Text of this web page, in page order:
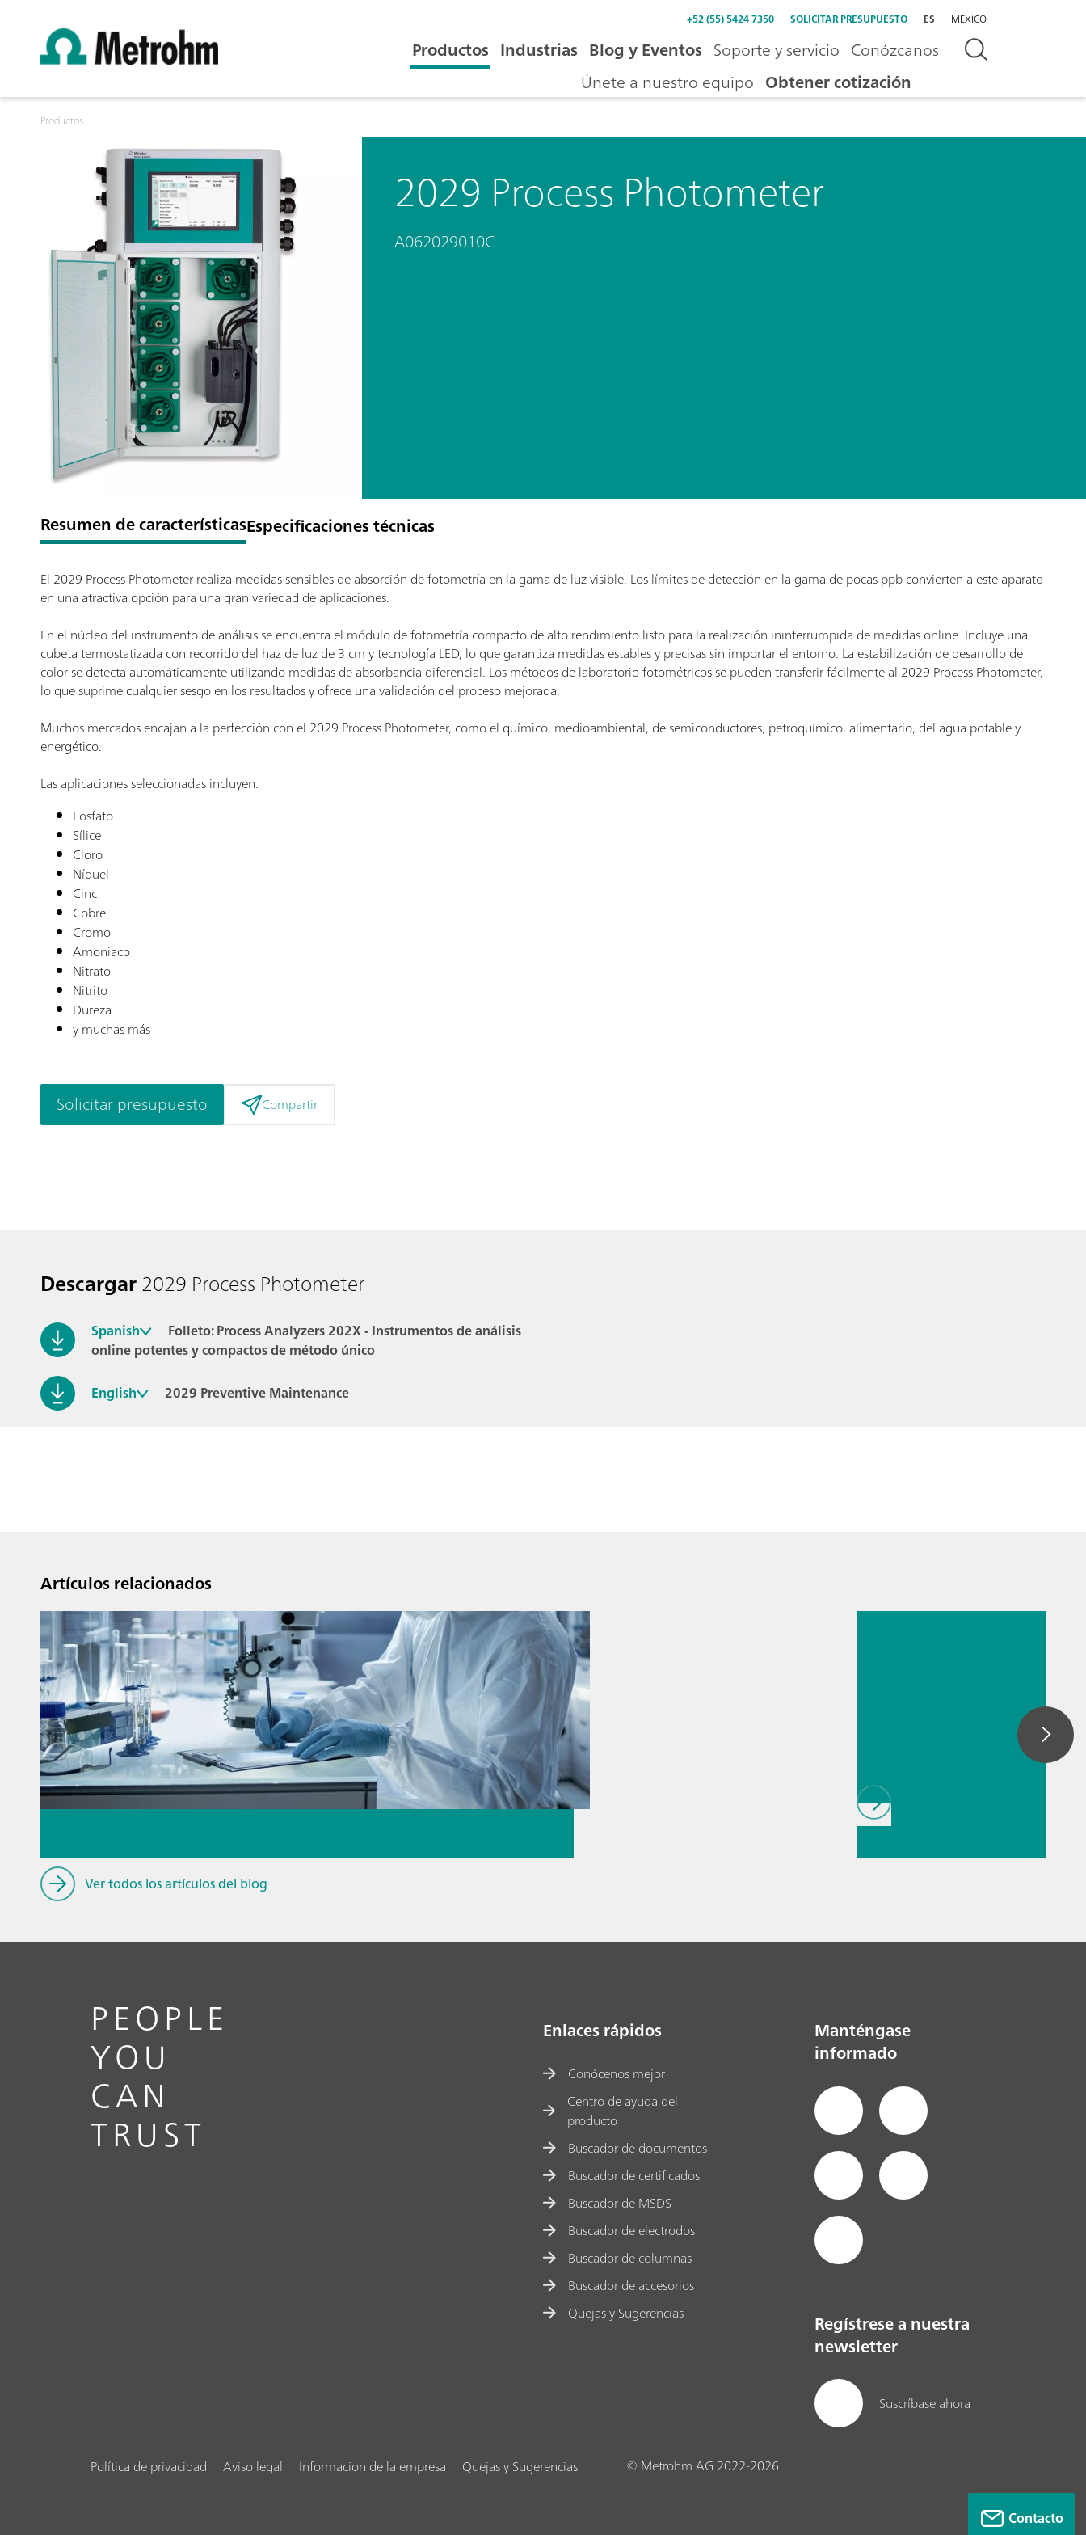
+52 (55) 5424 7350 SOLICITAR PRESUPUESTO ES MEXICO
Productos Industrias Blog y Eventos Soporte y servicio Conózcanos
Únete a nuestro equipo Obtener cotización
Productos
2029 Process Photometer
A062029010C
Resumen de característicasEspecificaciones técnicas
El 2029 Process Photometer realiza medidas sensibles de absorción de fotometría en la gama de luz visible. Los límites de detección en la gama de pocas ppb convierten a este aparato
en una atractiva opción para una gran variedad de aplicaciones.
En el núcleo del instrumento de análisis se encuentra el módulo de fotometría compacto de alto rendimiento listo para la realización ininterrumpida de medidas online. Incluye una
cubeta termostatizada con recorrido del haz de luz de 3 cm y tecnología LED, lo que garantiza medidas estables y precisas sin importar el entorno. La estabilización de desarrollo de
color se detecta automáticamente utilizando medidas de absorbancia diferencial. Los métodos de laboratorio fotométricos se pueden transferir fácilmente al 2029 Process Photometer,
lo que suprime cualquier sesgo en los resultados y ofrece una validación del proceso mejorada.
Muchos mercados encajan a la perfección con el 2029 Process Photometer, como el químico, medioambiental, de semiconductores, petroquímico, alimentario, del agua potable y
energético.
Las aplicaciones seleccionadas incluyen:
Fosfato
Sílice
Cloro
Níquel
Cinc
Cobre
Cromo
Amoniaco
Nitrato
Nitrito
Dureza
y muchas más
Solicitar presupuesto Compartir
Descargar2029 Process Photometer
Spanish
Folleto: Process Analyzers 202X - Instrumentos de análisis
online potentes y compactos de método único
English
2029 Preventive Maintenance
Artículos relacionados
Tecnología analítica de procesos
para biofármacos
// Blog post
Infrarojo cercano
Ver todos los artículos del blog
PEOPLE
YOU
CAN
TRUST
Enlaces rápidos
Conócenos mejor
Centro de ayuda del
producto
Buscador de documentos
Buscador de certificados
Buscador de MSDS
Buscador de electrodos
Buscador de columnas
Buscador de accesorios
Quejas y Sugerencias
Manténgase
informado
Regístrese a nuestra
newsletter
Suscríbase ahora
Política de privacidad Aviso legal Informacion de la empresa Quejas y Sugerencias © Metrohm AG 2022-2026
Contacto